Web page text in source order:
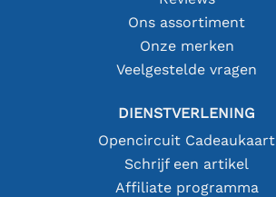
Ons assortiment
Onze merken
Veelgestelde vragen
DIENSTVERLENING
Opencircuit Cadeaukaart
Schrijf een artikel
Affiliate programma